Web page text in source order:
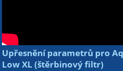
Upřesnění parametrů pro
Low XL (štěrbinový filtr)